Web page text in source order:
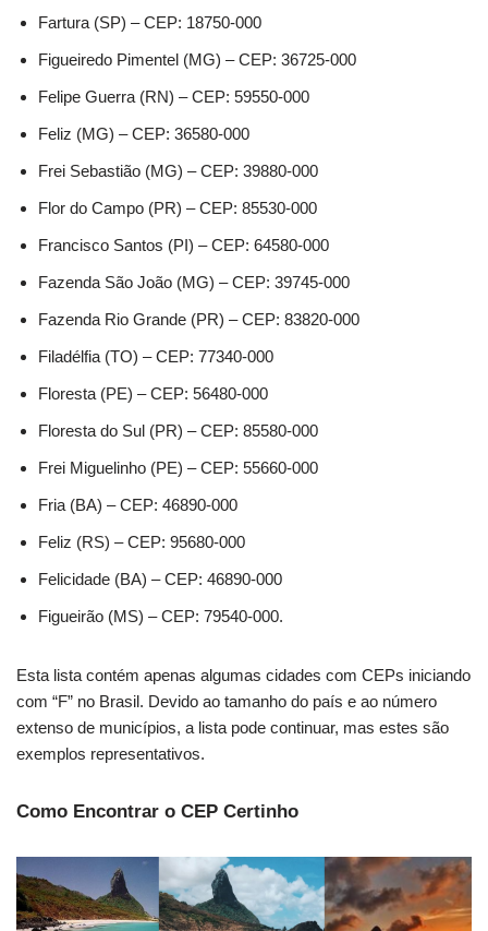
Fartura (SP) – CEP: 18750-000
Figueiredo Pimentel (MG) – CEP: 36725-000
Felipe Guerra (RN) – CEP: 59550-000
Feliz (MG) – CEP: 36580-000
Frei Sebastião (MG) – CEP: 39880-000
Flor do Campo (PR) – CEP: 85530-000
Francisco Santos (PI) – CEP: 64580-000
Fazenda São João (MG) – CEP: 39745-000
Fazenda Rio Grande (PR) – CEP: 83820-000
Filadélfia (TO) – CEP: 77340-000
Floresta (PE) – CEP: 56480-000
Floresta do Sul (PR) – CEP: 85580-000
Frei Miguelinho (PE) – CEP: 55660-000
Fria (BA) – CEP: 46890-000
Feliz (RS) – CEP: 95680-000
Felicidade (BA) – CEP: 46890-000
Figueirão (MS) – CEP: 79540-000.
Esta lista contém apenas algumas cidades com CEPs iniciando
com “F” no Brasil. Devido ao tamanho do país e ao número
extenso de municípios, a lista pode continuar, mas estes são
exemplos representativos.
Como Encontrar o CEP Certinho